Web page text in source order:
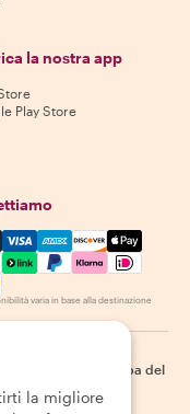
la nostra app
Play Store
Visa, Amex,
varia in base alla destinazione
Mappa del
la migliore